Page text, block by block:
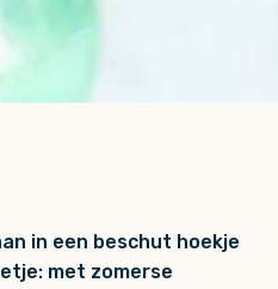
in een beschut hoekje
met zomerse